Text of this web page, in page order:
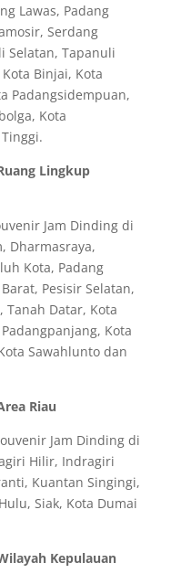
Lawas, Padang
Serdang
Selatan, Tapanuli
Binjai, Kota
Padangsidempuan,
Kota
Lingkup
Jam Dinding di
Dharmasraya,
Kota, Padang
Pesisir Selatan,
Tanah Datar, Kota
Kota
Sawahlunto dan
Riau
Jam Dinding di
Hilir, Indragiri
Kuantan Singingi,
Siak, Kota Dumai
Kepulauan